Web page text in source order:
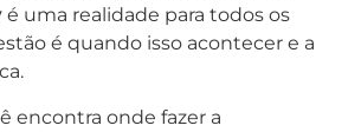
é uma realidade para todos os
é quando isso acontecer e a
encontra onde fazer a